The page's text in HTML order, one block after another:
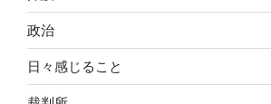
政治
日々感じること